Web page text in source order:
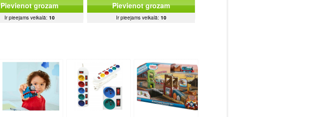
Pievienot grozam
Ir pieejams veikalā: 10
Pievienot grozam
Ir pieejams veikalā: 10